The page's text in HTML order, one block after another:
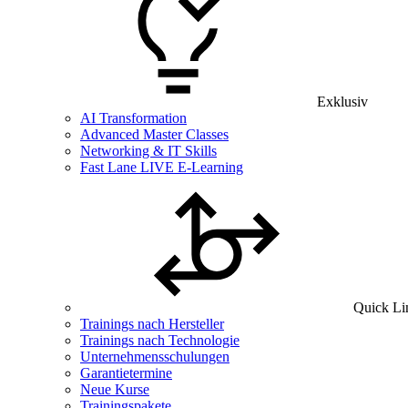
Exklusiv
AI Transformation
Advanced Master Classes
Networking & IT Skills
Fast Lane LIVE E-Learning
Quick
Trainings nach Hersteller
Trainings nach Technologie
Unternehmensschulungen
Garantietermine
Neue Kurse